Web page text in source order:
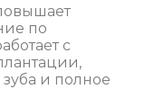
по
с
и полное